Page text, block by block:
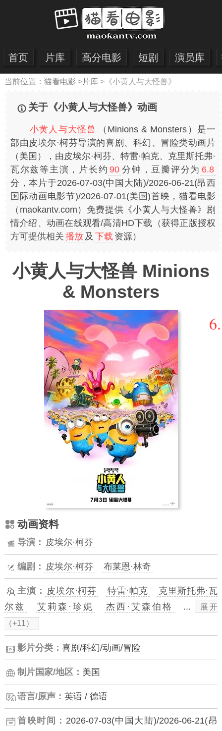
首页 片库 高分电影 短剧 演员库
当前位置： 猫看电影 >片库>《小黄人与大怪兽》
关于《小黄人与大怪兽》动画
小黄人与大怪兽
（Minions & Monsters）是一
部由皮埃尔·柯芬导演的喜剧、科幻、冒险类动画片
（美国），由皮埃尔·柯芬、特雷·帕克、克里斯托弗·
瓦尔兹等主演，片长约 90 分钟，豆瓣评分为 6.8
分，本片于2026-07-03(中国大陆)/2026-06-21(昂西
国际动画电影节)/2026-07-01(美国)首映，猫看电影
（maokantv.com）免费提供《小黄人与大怪兽》剧
情介绍、动画在线观看/高清HD下载（获得正版授权
方可提供相关 播放 及 下载 资源）
小黄人与大怪兽 Minions
& Monsters
动画资料
导演： 皮埃尔·柯芬
编剧： 皮埃尔·柯芬 布莱恩·林奇
主演： 皮埃尔·柯芬 特雷·帕克
克里斯托弗·瓦
尔兹
艾莉森·珍妮 杰西·艾森伯格 ...
展开
（+11）
影片分类： 喜剧/科幻/动画/冒险
制片国家/地区： 美国
语言/原声： 英语 / 德语
首映时间： 2026-07-03(中国大陆)/2026-06-21(昂